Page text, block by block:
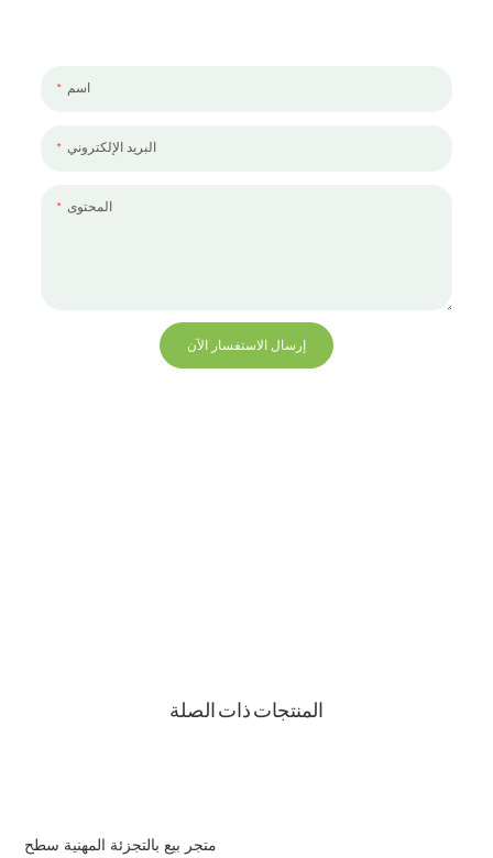
اسم
البريد الإلكتروني
المحتوى
إرسال الاستفسار الآن
المنتجات ذات الصلة
متجر بيع بالتجزئة المهنية سطح